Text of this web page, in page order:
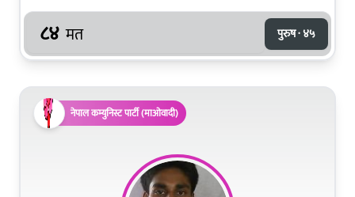
८४ मत पुरुष · ४५
नेपाल कम्युनिस्ट पार्टी (माओवादी)